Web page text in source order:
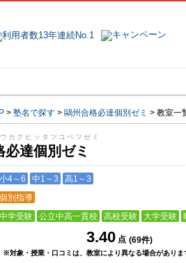
> 塾名で探す > 鷗州合格必達個別ゼミ > 教室一
カクヒッタツコベツゼミ
必達個別ゼミ
小4～6 中1～3 高1～3
個別指導
中学受験 公立中高一貫校 高校受験 大学受験
3.40 点 (69件)
※対象・授業・口コミは、教室により異なる場合がありま